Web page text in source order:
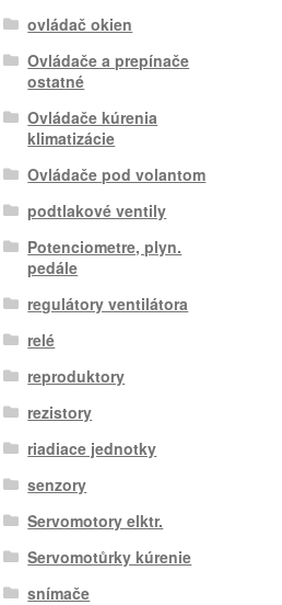
ovládač okien
Ovládače a prepínače
ostatné
Ovládače kúrenia
klimatizácie
Ovládače pod volantom
podtlakové ventily
Potenciometre, plyn.
pedále
regulátory ventilátora
relé
reproduktory
rezistory
riadiace jednotky
senzory
Servomotory elktr.
Servomotůrky kúrenie
snímače